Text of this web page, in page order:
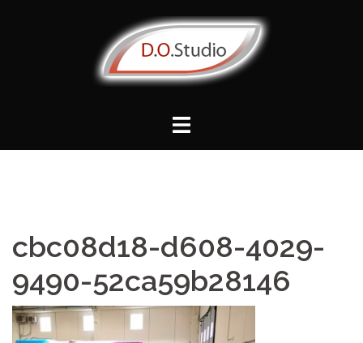
cbc08d18-d608-4029-
9490-52ca59b28146